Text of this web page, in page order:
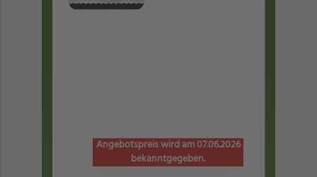
Angebotspreis wird am 07.06.2026
bekanntgegeben.